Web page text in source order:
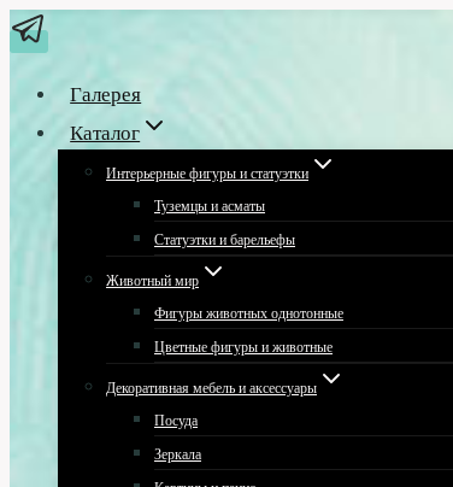
Перейти
к
содержимому
Галерея
Каталог
Интерьерные фигуры и статуэтки
Туземцы и асматы
Статуэтки и барельефы
Животный мир
Фигуры животных однотонные
Цветные фигуры и животные
Декоративная мебель и аксессуары
Посуда
Зеркала